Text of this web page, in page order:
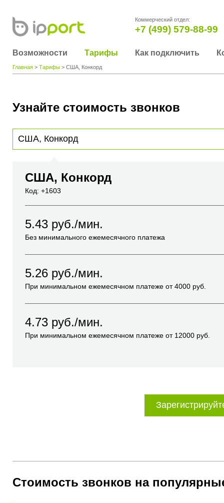
Коммерческий отдел:
+7 (499) 579-88-99
Возможности Тарифы Как подключить
Главная > Тарифы > США, Конкорд
Узнайте стоимость звонков
США, Конкорд
Код: +1603
5.43 руб./мин.
Без минимального ежемесячного платежа
5.26 руб./мин.
При минимальном ежемесячном платеже от4000 руб.
4.73 руб./мин.
При минимальном ежемесячном платеже от 12000 руб.
Стоимость звонков на